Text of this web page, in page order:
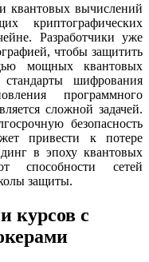
квантовых вычислений
криптографических
Разработчики уже
чтобы защитить
мощных квантовых
шифрования
программного
сложной задачей.
безопасность
привести к потере
в эпоху квантовых
способности сетей
защиты.
курсов с